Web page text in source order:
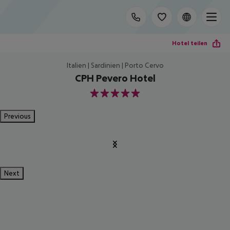
Hotel teilen
Italien | Sardinien | Porto Cervo
CPH Pevero Hotel
5
Previous
Next